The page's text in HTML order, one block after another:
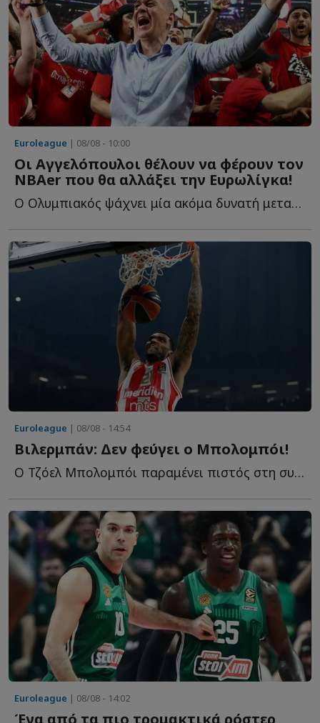
Euroleague | 08/08 - 10:00
Οι Αγγελόπουλοι θέλουν να φέρουν τον
NBAer που θα αλλάξει την Ευρωλίγκα!
Ο Ολυμπιακός ψάχνει μία ακόμα δυνατή μεταγραφή και ξ...
Euroleague | 08/08 - 14:54
Βιλερμπάν: Δεν φεύγει ο Μπολομπόι!
Ο Τζόελ Μπολομπόι παραμένει πιστός στη συμφωνία του μ...
Euroleague | 08/08 - 14:02
Ένα από τα πιο τρομακτικά ρόστερ